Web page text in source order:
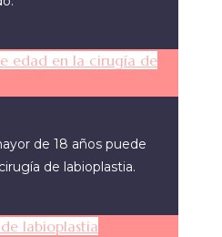
edad en la cirugía de
de 18 años puede
de labioplastia.
labioplastia